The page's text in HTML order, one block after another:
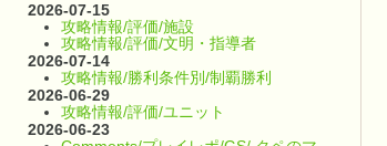
2026-07-15
攻略情報/評価/施設
攻略情報/評価/文明・指導者
2026-07-14
攻略情報/勝利条件別/制覇勝利
2026-06-29
攻略情報/評価/ユニット
2026-06-23